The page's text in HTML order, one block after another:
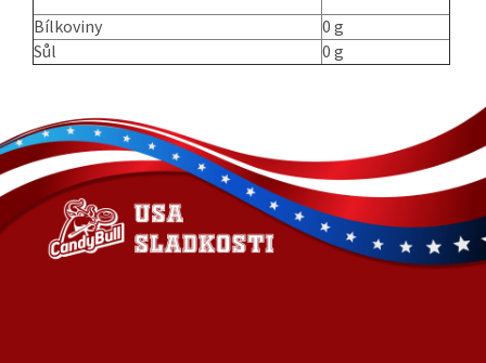
Bílkoviny
0 g
Sůl
0 g
á
p
a
í